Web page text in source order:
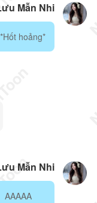
Mẫn Nhi
hoảng*
Mẫn Nhi
AAAAA